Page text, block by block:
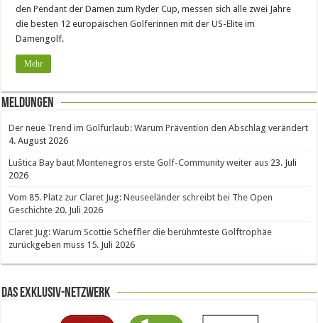
den Pendant der Damen zum Ryder Cup, messen sich alle zwei Jahre
die besten 12 europäischen Golferinnen mit der US-Elite im
Damengolf.
Mehr
Meldungen
Der neue Trend im Golfurlaub: Warum Prävention den Abschlag verändert
4. August 2026
Luštica Bay baut Montenegros erste Golf-Community weiter aus 23. Juli
2026
Vom 85. Platz zur Claret Jug: Neuseeländer schreibt bei The Open
Geschichte 20. Juli 2026
Claret Jug: Warum Scottie Scheffler die berühmteste Golftrophäe
zurückgeben muss 15. Juli 2026
Das Exklusiv-Netzwerk